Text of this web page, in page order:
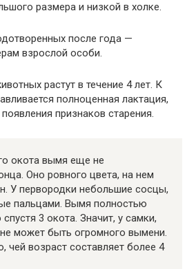
размера и низкой в холке.
после года —
взрослой особи.
растут в течение 4 лет. К
полноценная лактация,
признаков старения.
окота вымя еще не
Оно ровного цвета, на нем
У первородки небольшие сосцы,
пальцами. Вымя полностью
3 окота. Значит, у самки,
может быть огромного вымени.
чей возраст составляет более 4